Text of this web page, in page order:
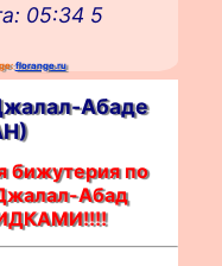
05:34 5
florange.ru
Абаде
бижутерия по
Абад